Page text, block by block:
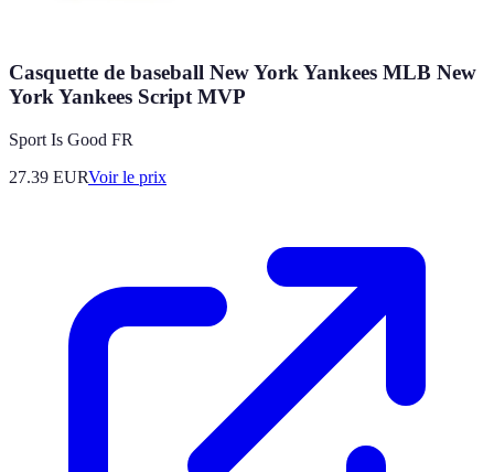
Casquette de baseball New York Yankees MLB New
York Yankees Script MVP
Sport Is Good FR
27.39 EURVoir le prix